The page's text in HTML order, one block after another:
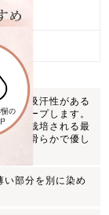
材。吸汗性がある
をキープします。
部で栽培される最
かく滑らかで優し
い部分を別に染め